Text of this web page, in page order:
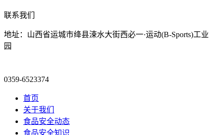
联系我们
地址：山西省运城市绛县涑水大街西必一·运动(B-Sports)工业
园
0359-6523374
首页
关于我们
食品安全动态
食品安全知识